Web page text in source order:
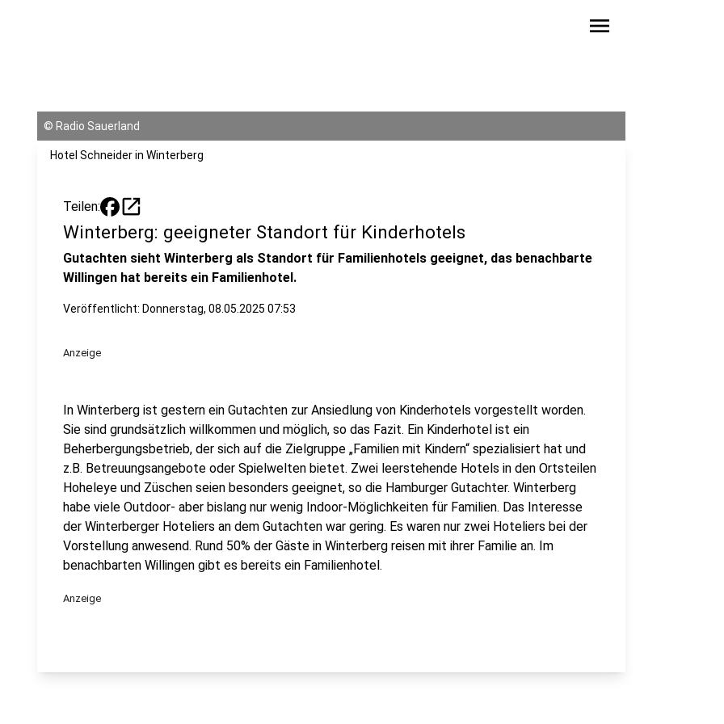
menu
© Radio Sauerland
Hotel Schneider in Winterberg
Teilen: open_in_new
Winterberg: geeigneter Standort für Kinderhotels
Gutachten sieht Winterberg als Standort für Familienhotels geeignet, das benachbarte
Willingen hat bereits ein Familienhotel.
Veröffentlicht: Donnerstag, 08.05.2025 07:53
Anzeige
In Winterberg ist gestern ein Gutachten zur Ansiedlung von Kinderhotels vorgestellt worden.
Sie sind grundsätzlich willkommen und möglich, so das Fazit. Ein Kinderhotel ist ein
Beherbergungsbetrieb, der sich auf die Zielgruppe „Familien mit Kindern“ spezialisiert hat und
z.B. Betreuungsangebote oder Spielwelten bietet. Zwei leerstehende Hotels in den Ortsteilen
Hoheleye und Züschen seien besonders geeignet, so die Hamburger Gutachter. Winterberg
habe viele Outdoor- aber bislang nur wenig Indoor-Möglichkeiten für Familien. Das Interesse
der Winterberger Hoteliers an dem Gutachten war gering. Es waren nur zwei Hoteliers bei der
Vorstellung anwesend. Rund 50% der Gäste in Winterberg reisen mit ihrer Familie an. Im
benachbarten Willingen gibt es bereits ein Familienhotel.
Anzeige